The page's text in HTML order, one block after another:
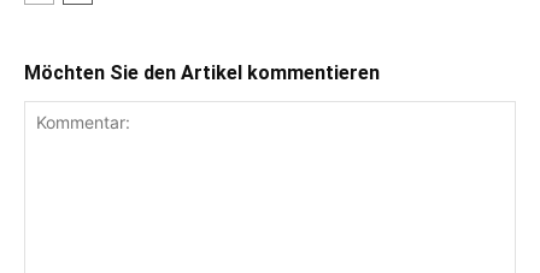
Möchten Sie den Artikel kommentieren